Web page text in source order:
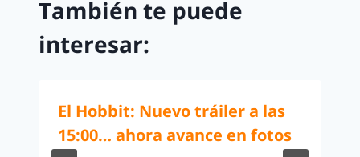
También te puede
interesar:
El Hobbit: Nuevo tráiler a las
15:00… ahora avance en fotos